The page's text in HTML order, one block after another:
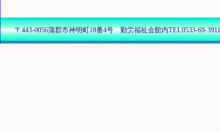
〒443-0056蒲郡市神明町18番4号 勤労福祉会館内TEL0533-69-